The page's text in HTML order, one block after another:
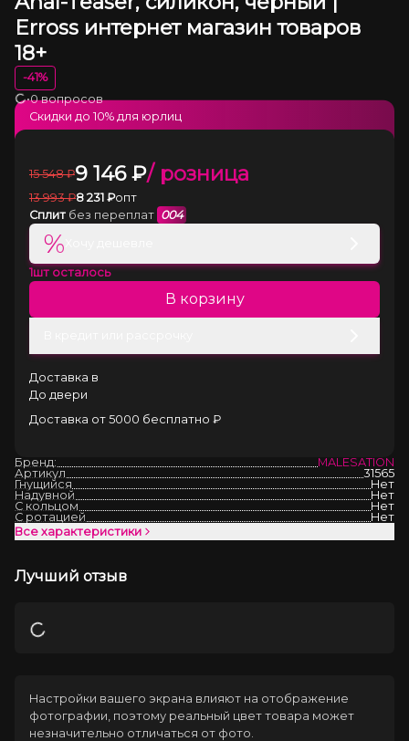
Erross интернет магазин товаров
18+
-41%
Загрузка
•0 вопросов
15 548 ₽9 146₽/ розница
13 993 ₽8 231 ₽опт
Сплит без переплат 004
%
1шт осталось
В корзину
Доставка в
До двери
Доставка от 5000 бесплатно ₽
Скидки до 10% для юрлиц
Бренд:
MALESATION
Артикул
31565
Гнущийся
Нет
Надувной
Нет
С кольцом
Нет
С ротацией
Нет
Все характеристики
Лучший отзыв
Загрузка
Настройки вашего экрана влияют на отображение
фотографии, поэтому реальный цвет товара может
незначительно отличаться от фото.